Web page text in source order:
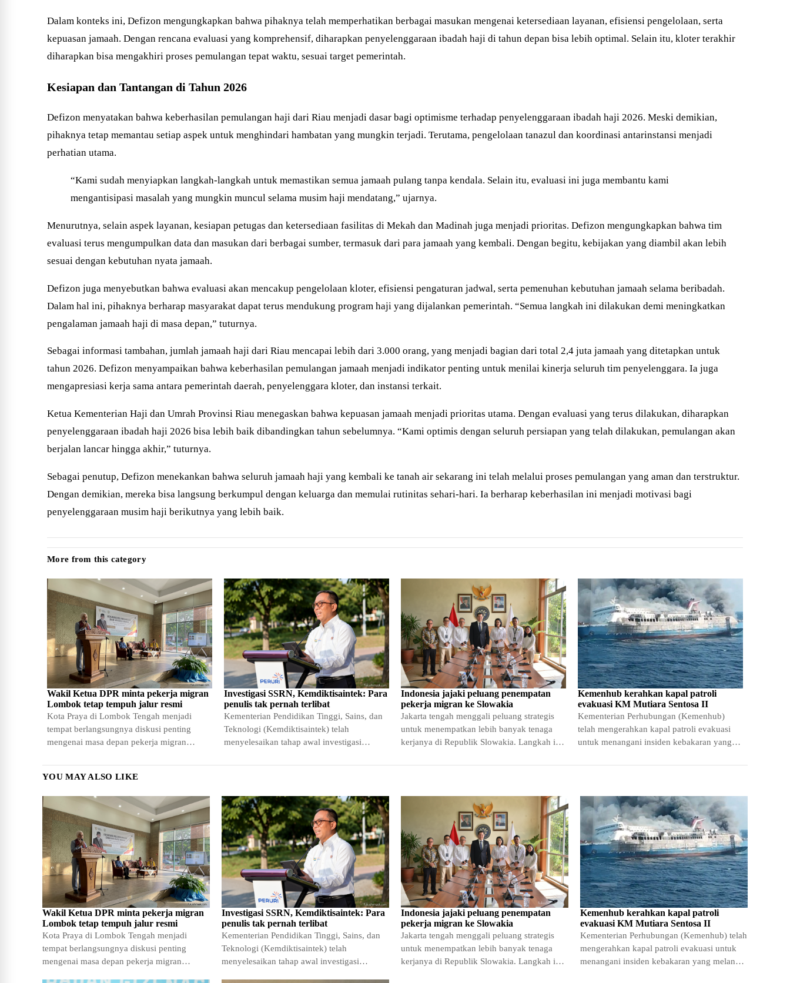
Dalam konteks ini, Defizon mengungkapkan bahwa pihaknya telah memperhatikan berbagai masukan mengenai ketersediaan layanan, efisiensi pengelolaan, serta
kepuasan jamaah. Dengan rencana evaluasi yang komprehensif, diharapkan penyelenggaraan ibadah haji di tahun depan bisa lebih optimal. Selain itu, kloter terakhir
diharapkan bisa mengakhiri proses pemulangan tepat waktu, sesuai target pemerintah.
Kesiapan dan Tantangan di Tahun 2026
Defizon menyatakan bahwa keberhasilan pemulangan haji dari Riau menjadi dasar bagi optimisme terhadap penyelenggaraan ibadah haji 2026. Meski demikian,
pihaknya tetap memantau setiap aspek untuk menghindari hambatan yang mungkin terjadi. Terutama, pengelolaan tanazul dan koordinasi antarinstansi menjadi
perhatian utama.
“Kami sudah menyiapkan langkah-langkah untuk memastikan semua jamaah pulang tanpa kendala. Selain itu, evaluasi ini juga membantu kami
mengantisipasi masalah yang mungkin muncul selama musim haji mendatang,” ujarnya.
Menurutnya, selain aspek layanan, kesiapan petugas dan ketersediaan fasilitas di Mekah dan Madinah juga menjadi prioritas. Defizon mengungkapkan bahwa tim
evaluasi terus mengumpulkan data dan masukan dari berbagai sumber, termasuk dari para jamaah yang kembali. Dengan begitu, kebijakan yang diambil akan lebih
sesuai dengan kebutuhan nyata jamaah.
Defizon juga menyebutkan bahwa evaluasi akan mencakup pengelolaan kloter, efisiensi pengaturan jadwal, serta pemenuhan kebutuhan jamaah selama beribadah.
Dalam hal ini, pihaknya berharap masyarakat dapat terus mendukung program haji yang dijalankan pemerintah. “Semua langkah ini dilakukan demi meningkatkan
pengalaman jamaah haji di masa depan,” tuturnya.
Sebagai informasi tambahan, jumlah jamaah haji dari Riau mencapai lebih dari 3.000 orang, yang menjadi bagian dari total 2,4 juta jamaah yang ditetapkan untuk
tahun 2026. Defizon menyampaikan bahwa keberhasilan pemulangan jamaah menjadi indikator penting untuk menilai kinerja seluruh tim penyelenggara. Ia juga
mengapresiasi kerja sama antara pemerintah daerah, penyelenggara kloter, dan instansi terkait.
Ketua Kementerian Haji dan Umrah Provinsi Riau menegaskan bahwa kepuasan jamaah menjadi prioritas utama. Dengan evaluasi yang terus dilakukan, diharapkan
penyelenggaraan ibadah haji 2026 bisa lebih baik dibandingkan tahun sebelumnya. “Kami optimis dengan seluruh persiapan yang telah dilakukan, pemulangan akan
berjalan lancar hingga akhir,” tuturnya.
Sebagai penutup, Defizon menekankan bahwa seluruh jamaah haji yang kembali ke tanah air sekarang ini telah melalui proses pemulangan yang aman dan terstruktur.
Dengan demikian, mereka bisa langsung berkumpul dengan keluarga dan memulai rutinitas sehari-hari. Ia berharap keberhasilan ini menjadi motivasi bagi
penyelenggaraan musim haji berikutnya yang lebih baik.
More from this category
Wakil Ketua DPR minta pekerja migran
Lombok tetap tempuh jalur resmi
Kota Praya di Lombok Tengah menjadi
tempat berlangsungnya diskusi penting
mengenai masa depan pekerja migran
SMKN 1
Investigasi SSRN, Kemdiktisaintek: Para
penulis tak pernah terlibat
Kementerian Pendidikan Tinggi, Sains, dan
Teknologi (Kemdiktisaintek) telah
menyelesaikan tahap awal investigasi
Indonesia jajaki peluang penempatan
pekerja migran ke Slowakia
Jakarta tengah menggali peluang strategis
untuk menempatkan lebih banyak tenaga
kerjanya di Republik Slowakia. Langkah ini
Kemenhub kerahkan kapal patroli
evakuasi KM Mutiara Sentosa II
Kementerian Perhubungan (Kemenhub)
telah mengerahkan kapal patroli evakuasi
untuk menangani insiden kebakaran yang
Sentosa
YOU MAY ALSO LIKE
Wakil Ketua DPR minta pekerja migran
Lombok tetap tempuh jalur resmi
Kota Praya di Lombok Tengah menjadi
tempat berlangsungnya diskusi penting
mengenai masa depan pekerja migran
Investigasi SSRN, Kemdiktisaintek: Para
penulis tak pernah terlibat
Kementerian Pendidikan Tinggi, Sains, dan
Teknologi (Kemdiktisaintek) telah
menyelesaikan tahap awal investigasi
Indonesia jajaki peluang penempatan
pekerja migran ke Slowakia
Jakarta tengah menggali peluang strategis
untuk menempatkan lebih banyak tenaga
kerjanya di Republik Slowakia. Langkah ini
Kemenhub kerahkan kapal patroli
evakuasi KM Mutiara Sentosa II
Kementerian Perhubungan (Kemenhub) telah
mengerahkan kapal patroli evakuasi untuk
menangani insiden kebakaran yang melanda